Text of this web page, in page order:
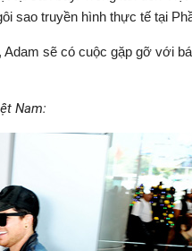
sao truyền hình thực tế tại
sẽ có cuộc gặp gỡ với
Nam: